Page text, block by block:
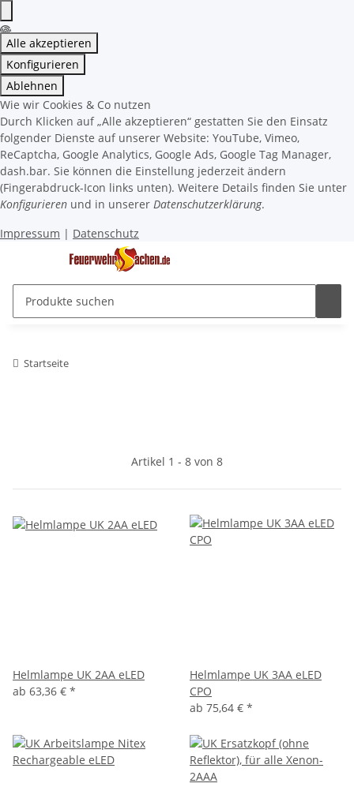
Alle akzeptieren
Konfigurieren
Ablehnen
Wie wir Cookies & Co nutzen
Durch Klicken auf „Alle akzeptieren“ gestatten Sie den Einsatz
folgender Dienste auf unserer Website: YouTube, Vimeo,
ReCaptcha, Google Analytics, Google Ads, Google Tag Manager,
dash.bar. Sie können die Einstellung jederzeit ändern
(Fingerabdruck-Icon links unten). Weitere Details finden Sie unter
Konfigurieren und in unserer Datenschutzerklärung.
Impressum | Datenschutz
Startseite
Artikel 1 - 8 von 8
Helmlampe UK 2AA eLED
ab 63,36 € *
Helmlampe UK 3AA eLED
CPO
ab 75,64 € *